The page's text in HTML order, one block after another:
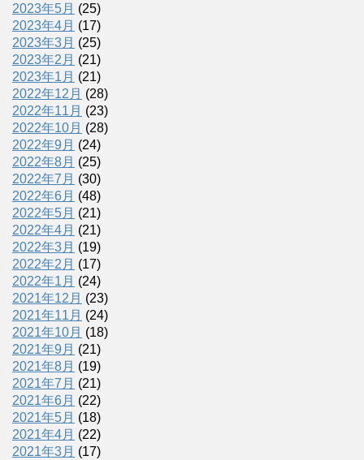
2023年5月 (25)
2023年4月 (17)
2023年3月 (25)
2023年2月 (21)
2023年1月 (21)
2022年12月 (28)
2022年11月 (23)
2022年10月 (28)
2022年9月 (24)
2022年8月 (25)
2022年7月 (30)
2022年6月 (48)
2022年5月 (21)
2022年4月 (21)
2022年3月 (19)
2022年2月 (17)
2022年1月 (24)
2021年12月 (23)
2021年11月 (24)
2021年10月 (18)
2021年9月 (21)
2021年8月 (19)
2021年7月 (21)
2021年6月 (22)
2021年5月 (18)
2021年4月 (22)
2021年3月 (17)